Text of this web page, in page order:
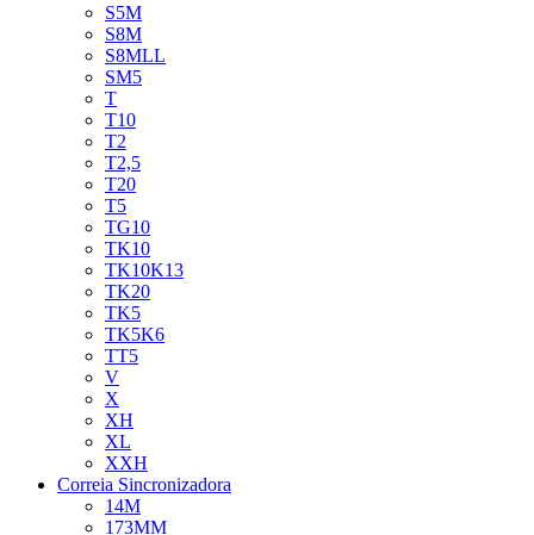
S5M
S8M
S8MLL
SM5
T
T10
T2
T2,5
T20
T5
TG10
TK10
TK10K13
TK20
TK5
TK5K6
TT5
V
X
XH
XL
XXH
Correia Sincronizadora
14M
173MM